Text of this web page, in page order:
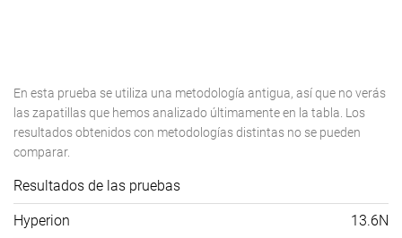
En esta prueba se utiliza una metodología antigua, así que no verás
las zapatillas que hemos analizado últimamente en la tabla. Los
resultados obtenidos con metodologías distintas no se pueden
comparar.
Resultados de las pruebas
Hyperion 13.6N